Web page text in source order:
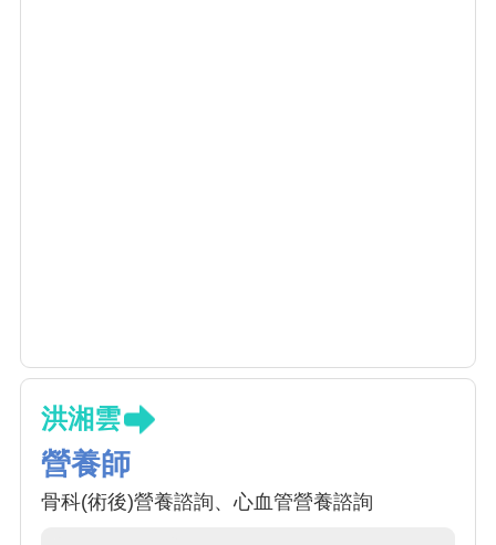
洪湘雲
營養師
骨科(術後)營養諮詢、心血管營養諮詢